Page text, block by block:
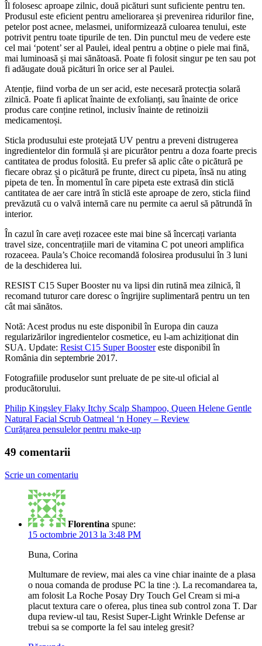
Îl folosesc aproape zilnic, două picături sunt suficiente pentru ten.
Produsul este eficient pentru ameliorarea și prevenirea ridurilor fine,
petelor post acnee, melasmei, uniformizează culoarea tenului, este
potrivit pentru toate tipurile de ten. Din punctul meu de vedere este
cel mai ‘potent’ ser al Paulei, ideal pentru a obține o piele mai fină,
mai luminoasă și mai sănătoasă. Poate fi folosit singur pe ten sau pot
fi adăugate două picături în orice ser al Paulei.
Atenție, fiind vorba de un ser acid, este necesară protecția solară
zilnică. Poate fi aplicat înainte de exfolianți, sau înainte de orice
produs care conține retinol, inclusiv înainte de retinoizii
medicamentoși.
Sticla produsului este protejată UV pentru a preveni distrugerea
ingredientelor din formulă și are picurător pentru a doza foarte precis
cantitatea de produs folosită. Eu prefer să aplic câte o picătură pe
fiecare obraz și o picătură pe frunte, direct cu pipeta, însă nu ating
pipeta de ten. În momentul în care pipeta este extrasă din sticlă
cantitatea de aer care intră în sticlă este aproape de zero, sticla fiind
prevăzută cu o valvă internă care nu permite ca aerul să pătrundă în
interior.
În cazul în care aveți rozacee este mai bine să încercați varianta
travel size, concentrațiile mari de vitamina C pot uneori amplifica
rozaceea. Paula’s Choice recomandă folosirea produsului în 3 luni
de la deschiderea lui.
RESIST C15 Super Booster nu va lipsi din rutină mea zilnică, îl
recomand tuturor care doresc o îngrijire suplimentară pentru un ten
cât mai sănătos.
Notă: Acest produs nu este disponibil în Europa din cauza
regularizărilor ingredientelor cosmetice, eu l-am achiziționat din
SUA. Update: Resist C15 Super Boostereste disponibil în
România din septembrie 2017.
Fotografiile produselor sunt preluate de pe site-ul oficial al
producătorului.
Philip Kingsley Flaky Itchy Scalp Shampoo, Queen Helene Gentle
Natural Facial Scrub Oatmeal ‘n Honey – Review
Curățarea pensulelor pentru make-up
49 comentarii
Scrie un comentariu
Florentina spune:
15 octombrie 2013 la 3:48 PM
Buna, Corina
Multumare de review, mai ales ca vine chiar inainte de a plasa
o noua comanda de produse PC la tine :). La recomandarea ta,
am folosit La Roche Posay Dry Touch Gel Cream si mi-a
placut textura care o oferea, plus tinea sub control zona T. Dar
dupa review-ul tau, Resist Super-Light Wrinkle Defense ar
trebui sa se comporte la fel sau inteleg gresit?